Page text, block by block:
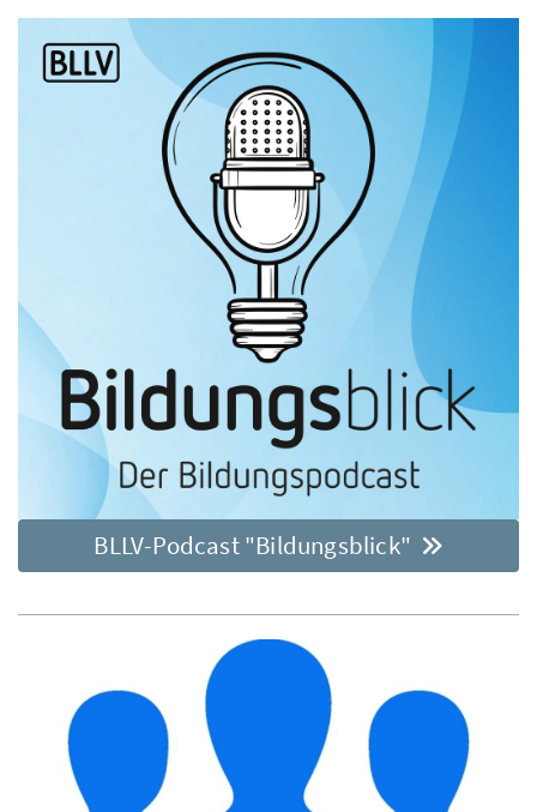
BLLV-Podcast "Bildungsblick"